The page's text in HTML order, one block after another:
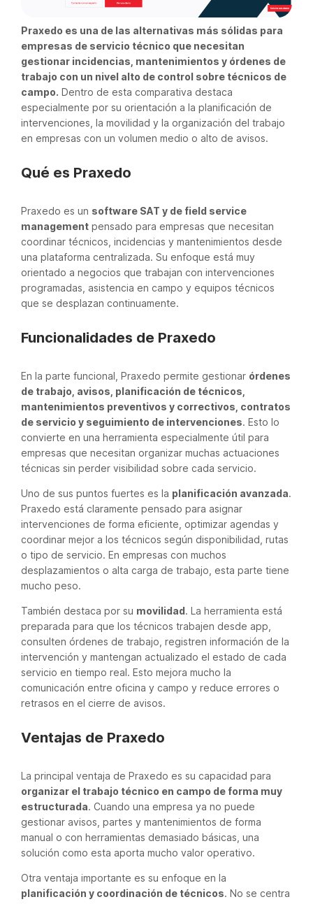
Praxedo es una de las alternativas más sólidas para
empresas de servicio técnico que necesitan
gestionar incidencias, mantenimientos y órdenes de
trabajo con un nivel alto de control sobre técnicos de
campo. Dentro de esta comparativa destaca
especialmente por su orientación a la planificación de
intervenciones, la movilidad y la organización del trabajo
en empresas con un volumen medio o alto de avisos.
Qué es Praxedo
Praxedo es un software SAT y de field service
management pensado para empresas que necesitan
coordinar técnicos, incidencias y mantenimientos desde
una plataforma centralizada. Su enfoque está muy
orientado a negocios que trabajan con intervenciones
programadas, asistencia en campo y equipos técnicos
que se desplazan continuamente.
Funcionalidades de Praxedo
En la parte funcional, Praxedo permite gestionar órdenes
de trabajo, avisos, planificación de técnicos,
mantenimientos preventivos y correctivos, contratos
de servicio y seguimiento de intervenciones. Esto lo
convierte en una herramienta especialmente útil para
empresas que necesitan organizar muchas actuaciones
técnicas sin perder visibilidad sobre cada servicio.
Uno de sus puntos fuertes es la planificación avanzada.
Praxedo está claramente pensado para asignar
intervenciones de forma eficiente, optimizar agendas y
coordinar mejor a los técnicos según disponibilidad, rutas
o tipo de servicio. En empresas con muchos
desplazamientos o alta carga de trabajo, esta parte tiene
mucho peso.
También destaca por su movilidad. La herramienta está
preparada para que los técnicos trabajen desde app,
consulten órdenes de trabajo, registren información de la
intervención y mantengan actualizado el estado de cada
servicio en tiempo real. Esto mejora mucho la
comunicación entre oficina y campo y reduce errores o
retrasos en el cierre de avisos.
Ventajas de Praxedo
La principal ventaja de Praxedo es su capacidad para
organizar el trabajo técnico en campo de forma muy
estructurada. Cuando una empresa ya no puede
gestionar avisos, partes y mantenimientos de forma
manual o con herramientas demasiado básicas, una
solución como esta aporta mucho valor operativo.
Otra ventaja importante es su enfoque en la
planificación y coordinación de técnicos. No se centra